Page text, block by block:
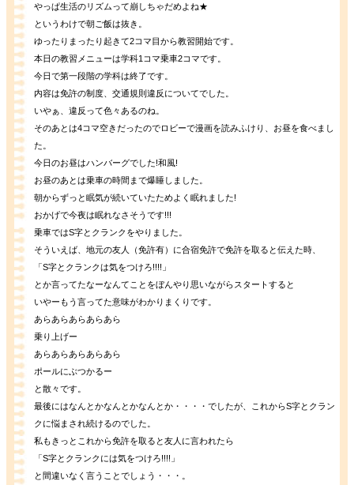
やっぱ生活のリズムって崩しちゃだめよね★
というわけで朝ご飯は抜き。
ゆったりまったり起きて2コマ目から教習開始です。
本日の教習メニューは学科1コマ乗車2コマです。
今日で第一段階の学科は終了です。
内容は免許の制度、交通規則違反についてでした。
いやぁ、違反って色々あるのね。
そのあとは4コマ空きだったのでロビーで漫画を読みふけり、お昼を食べまし
た。
今日のお昼はハンバーグでした!和風!
お昼のあとは乗車の時間まで爆睡しました。
朝からずっと眠気が続いていたためよく眠れました!
おかげで今夜は眠れなさそうです!!!
乗車ではS字とクランクをやりました。
そういえば、地元の友人（免許有）に合宿免許で免許を取ると伝えた時、
「S字とクランクは気をつけろ!!!!」
とか言ってたなーなんてことをぼんやり思いながらスタートすると
いやーもう言ってた意味がわかりまくりです。
あらあらあらあらあら
乗り上げー
あらあらあらあらあら
ポールにぶつかるー
と散々です。
最後にはなんとかなんとかなんとか・・・・でしたが、これからS字とクラン
クに悩まされ続けるのでした。
私もきっとこれから免許を取ると友人に言われたら
「S字とクランクには気をつけろ!!!!」
と間違いなく言うことでしょう・・・。